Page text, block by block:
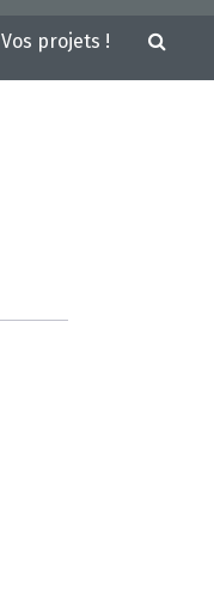
Vos projets !